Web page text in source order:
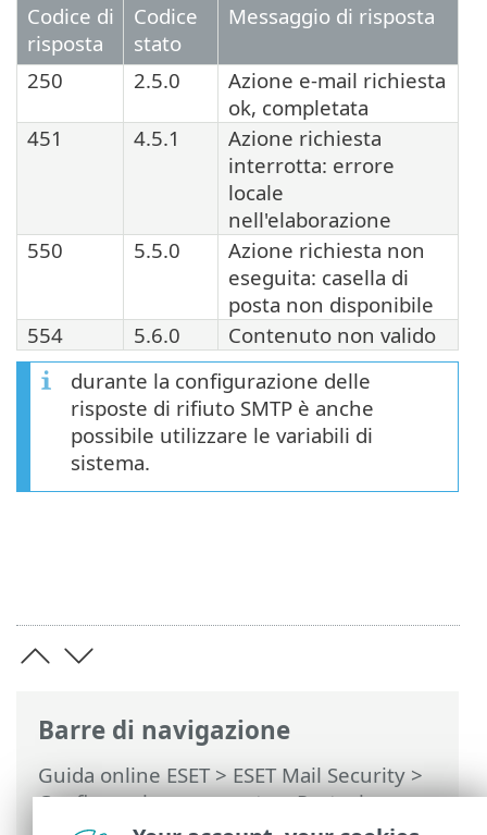
Barre di navigazione
Guida online ESET> ESET Mail Security >
Configurazione avanzata>Protezione
trasporto posta >Configurazione della
Codice di
risposta
Codice
stato
Messaggio di risposta
250 2.5.0
Azione e-mail richiesta
ok, completata
451
4.5.1
Azione richiesta
interrotta: errore
locale
nell'elaborazione
550
5.5.0
Azione richiesta non
eseguita: casella di
posta non disponibile
554
5.6.0
Contenuto non valido
durante la configurazione delle
risposte di rifiuto SMTP è anche
possibile utilizzare le variabili di
sistema.